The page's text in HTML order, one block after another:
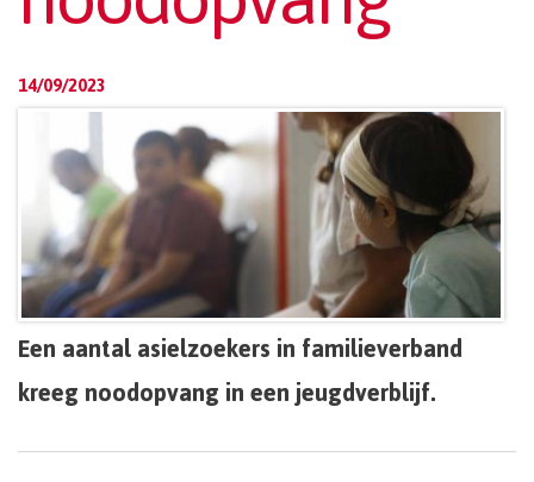
14/09/2023
Een aantal asielzoekers in familieverband
kreeg noodopvang in een jeugdverblijf.